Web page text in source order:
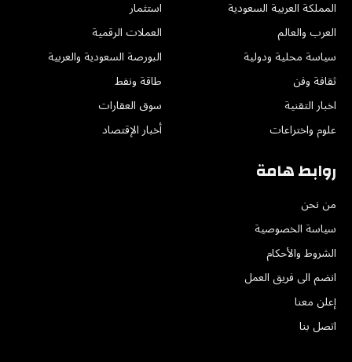
المملكة العربية السعودية
العرب والعالم
سياسة محلية ودولية
ثقافة وفن
اخبار التقنية
علوم واختراعات
استثمار
العملات الرقمية
البورصة السعودية والعربية
طاقة ونفط
سوق العقارات
أخبار الإقتصاد
روابط هامة
من نحن
سياسة الخصوصية
الشروط والأحكام
انضم الى فريق العمل
إعلن معنا
اتصل بنا